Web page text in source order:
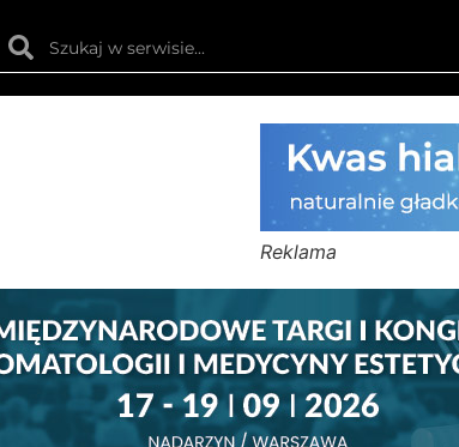
Reklama